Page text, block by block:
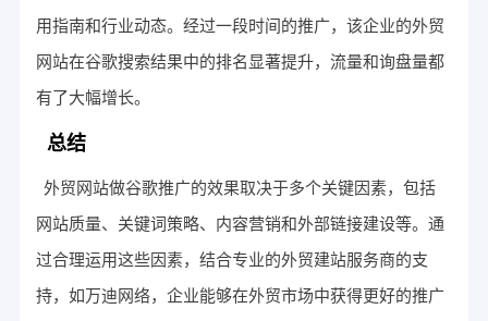
用指南和行业动态。经过一段时间的推广，该企业的外贸
网站在谷歌搜索结果中的排名显著提升，流量和询盘量都
有了大幅增长。
总结
外贸网站做谷歌推广的效果取决于多个关键因素，包括
网站质量、关键词策略、内容营销和外部链接建设等。通
过合理运用这些因素，结合专业的外贸建站服务商的支
持，如万迪网络，企业能够在外贸市场中获得更好的推广